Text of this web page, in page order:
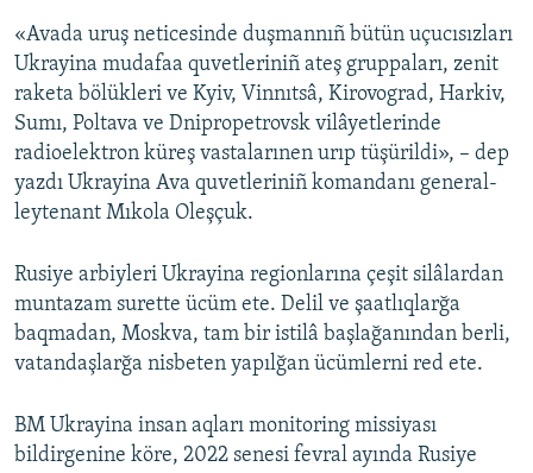
«Avada uruş neticesinde duşmannıñ bütün uçucısızları
Ukrayina mudafaa quvetleriniñ ateş gruppaları, zenit
raketa bölükleri ve Kyiv, Vinnıtsâ, Kirovograd, Harkiv,
Sumı, Poltava ve Dnipropetrovsk vilâyetlerinde
radioelektron küreş vastalarınen urıp tüşürildi», – dep
yazdı Ukrayina Ava quvetleriniñ komandanı general-
leytenant Mıkola Oleşçuk.
Rusiye arbiyleri Ukrayina regionlarına çeşit silâlardan
muntazam surette ücüm ete. Delil ve şaatlıqlarğa
baqmadan, Moskva, tam bir istilâ başlağanından berli,
vatandaşlarğa nisbeten yapılğan ücümlerni red ete.
BM Ukrayina insan aqları monitoring missiyası
bildirgenine köre, 2022 senesi fevral ayında Rusiye